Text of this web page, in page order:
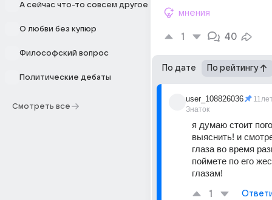
А сейчас что-то совсем другое
О любви без купюр
Философский вопрос
Политические дебаты
Смотреть все
мнения
1 40
По дате По рейтингу
user_108826036
Знаток
я думаю стоит
выяснить! и
глаза во время
поймете по его
глазам!
1